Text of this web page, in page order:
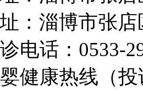
：淄博市张
电话：0533-
健康热线（